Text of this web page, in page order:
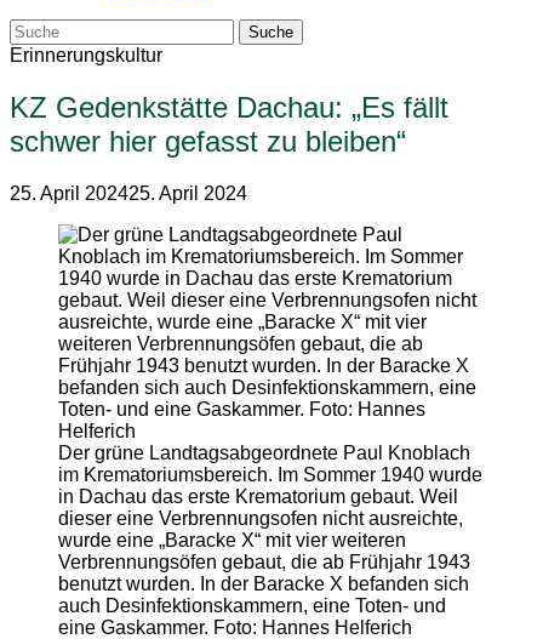
Erinnerungskultur
KZ Gedenkstätte Dachau: „Es fällt
schwer hier gefasst zu bleiben“
25. April 202425. April 2024
Der grüne Landtagsabgeordnete Paul Knoblach
im Krematoriumsbereich. Im Sommer 1940 wurde
in Dachau das erste Krematorium gebaut. Weil
dieser eine Verbrennungsofen nicht ausreichte,
wurde eine „Baracke X“ mit vier weiteren
Verbrennungsöfen gebaut, die ab Frühjahr 1943
benutzt wurden. In der Baracke X befanden sich
auch Desinfektionskammern, eine Toten- und
eine Gaskammer. Foto: Hannes Helferich